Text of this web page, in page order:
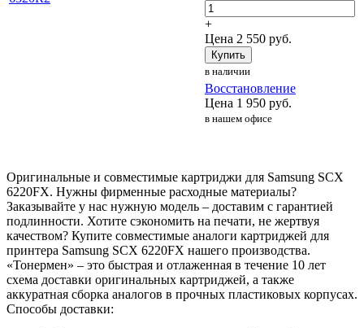
+
Цена 2 550 руб.
Купить
в наличии
Восстановление
Цена 1 950 руб.
в нашем офисе
Оригинальные и совместимые картриджи для Samsung SCX
6220FX. Нужны фирменные расходные материалы?
Заказывайте у нас нужную модель – доставим с гарантией
подлинности. Хотите сэкономить на печати, не жертвуя
качеством? Купите совместимые аналоги картриджей для
принтера Samsung SCX 6220FX нашего производства.
«Тонермен» – это быстрая и отлаженная в течение 10 лет
схема доставки оригинальных картриджей, а также
аккуратная сборка аналогов в прочных пластиковых корпусах.
Способы доставки: